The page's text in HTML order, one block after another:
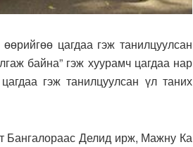
цагдаа гэж танилцуулсан
байна” гэж хуурамч цагдаа нар
гэж танилцуулсан үл таних
Бангалораас Делид ирж, Мажну Ка